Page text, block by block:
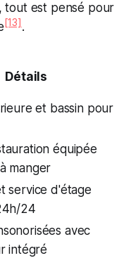
tout est pensé pour
[13].
Détails
et bassin pour
équipée
manger
service d'étage
24
avec
intégré